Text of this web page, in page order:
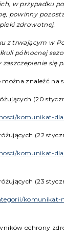
w przypadku
powinny
zdrowotnej.
z trwającym w
północnej
się
znaleźć na
(20
komunikat-
(22
komunikat-
(23
komunikat-
ochrony